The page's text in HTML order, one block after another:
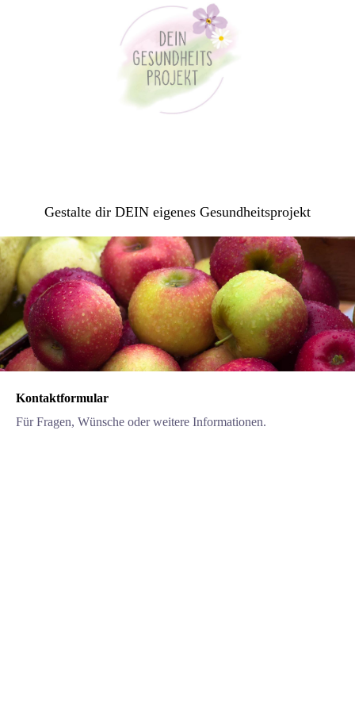
Gestalte dir DEIN eigenes Gesundheitsprojekt
Kontaktformular
Für Fragen, Wünsche oder weitere Informationen.